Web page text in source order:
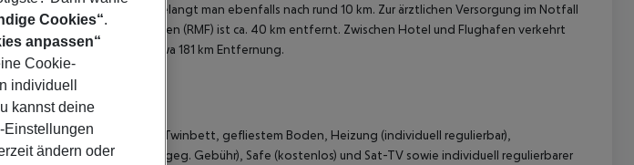
Bars und Restaurants gelangt man ebenfalls nach rund 10 km. Zur ärztlichen Versorgung im Notfall
km Entfernung. Der Flughafen (RMF) ist ca. 40 km entfernt. Zwischen Hotel und Flughafen verkehrt
Flughafen (HRG) liegt in etwa 181 km Entfernung.
Mit Doppelbett oder Twinbett, gefliestem Boden, Heizung (individuell regulierbar),
Gebühr), Internet (ggf. geg. Gebühr), Safe (kostenlos) und Sat-TV sowie individuell regulierbarer
Cookies“.
anpassen“
Cookie-
individuell
kannst deine
Einstellungen
ändern oder